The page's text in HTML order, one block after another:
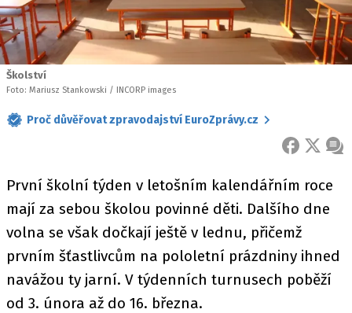
Školství
Foto: Mariusz Stankowski / INCORP images
Proč důvěřovat zpravodajství EuroZprávy.cz
FACEBOOK
X
První školní týden v letošním kalendářním roce
mají za sebou školou povinné děti. Dalšího dne
volna se však dočkají ještě v lednu, přičemž
prvním šťastlivcům na pololetní prázdniny ihned
navážou ty jarní. V týdenních turnusech poběží
od 3. února až do 16. března.